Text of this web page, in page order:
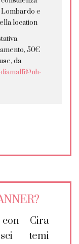
e
location
50€
da
Cira
temi